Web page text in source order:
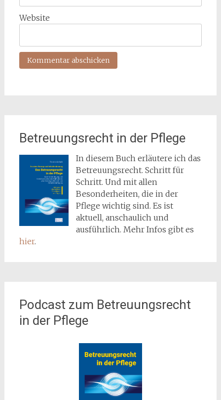
Website
Betreuungsrecht in der Pflege
In diesem Buch erläutere ich das
Betreuungsrecht. Schritt für
Schritt. Und mit allen
Besonderheiten, die in der
Pflege wichtig sind. Es ist
aktuell, anschaulich und
ausführlich. Mehr Infos gibt es
hier.
Podcast zum Betreuungsrecht
in der Pflege